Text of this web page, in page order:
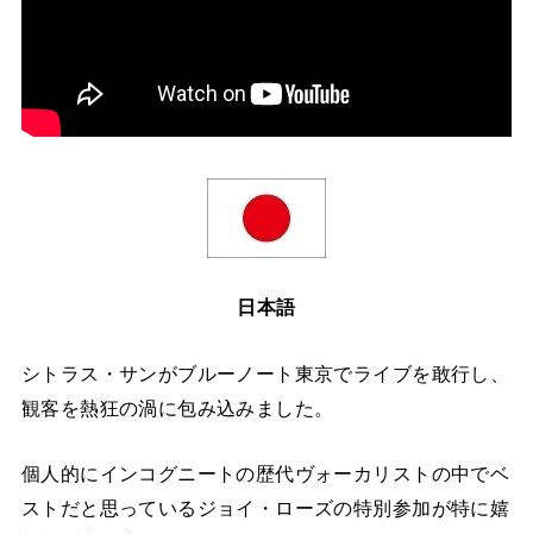
日本語
シトラス・サンがブルーノート東京でライブを敢行し、
観客を熱狂の渦に包み込みました。
個人的にインコグニートの歴代ヴォーカリストの中でベ
ストだと思っているジョイ・ローズの特別参加が特に嬉